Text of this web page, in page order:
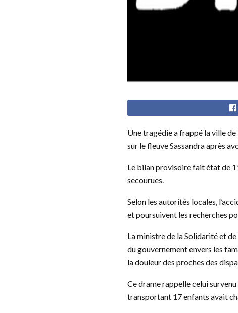
Une tragédie a frappé la ville
sur le fleuve Sassandra après
Le bilan provisoire fait état de
secourues.
Selon les autorités locales,
et poursuivent les recherches
La ministre de la Solidarité et
du gouvernement envers les
la douleur des proches des
Ce drame rappelle celui
transportant 17 enfants avait